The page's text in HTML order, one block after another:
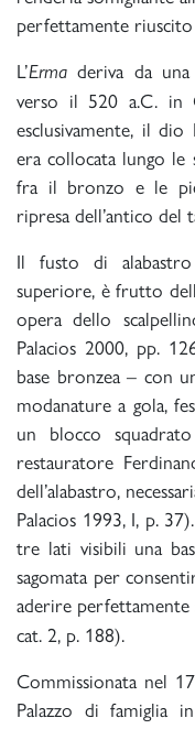
perfettamente
L’Erma deriva da
verso il 520 a.C. in
esclusivamente, il
era collocata lungo le
fra il bronzo e le
ripresa dell’antico
Il fusto di
superiore, è frutto
opera dello
Palacios 2000, pp.
base bronzea – con
modanature a gola,
un blocco
restauratore
dell’alabastro,
Palacios 1993, I, p.
tre lati visibili una
sagomata per
aderire perfettamente
cat. 2, p. 188).
Commissionata nel
Palazzo di famiglia